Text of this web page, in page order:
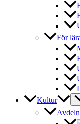
För
Kultur